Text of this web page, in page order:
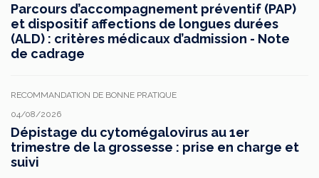
Parcours d’accompagnement préventif (PAP)
et dispositif affections de longues durées
(ALD) : critères médicaux d’admission - Note
de cadrage
RECOMMANDATION DE BONNE PRATIQUE
04/08/2026
Dépistage du cytomégalovirus au 1er
trimestre de la grossesse : prise en charge et
suivi